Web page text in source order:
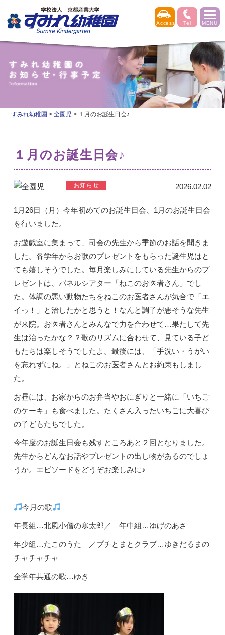
すみれ幼稚園 >全園児 > １月のお誕生日会♪
１月のお誕生日会♪
2026.02.02
1月26日（月）今年初めてのお誕生日会、1月のお誕生日会
を行いました。
お遊戯室に集まって、司会の先生から季節のお話を聞きま
した。各学年からお歌のプレゼントをもらった誕生児はと
ても嬉しそうでした。毎月楽しみにしている先生からのプ
レゼントは、パネルシアター「ねこのお医者さん」でし
た。体調の悪い動物たちをねこのお医者さんが気合で「エ
イっ！」と治したかと思うと！なんと調子が悪そうな先生
が来院。お医者さんとみんなで力を合わせて…果たして先
生は治ったかな？？歌のリズムに合わせて、見ている子ど
もたちは楽しそうでしたよ。最後には、「手洗い・うがい
を忘れずにね。」とねこのお医者さんとお約束もしまし
た。
お昼には、お家からのお弁当やおにぎりと一緒に「いちご
のケーキ」も食べました。たくさん入ったいちごに大喜び
の子どもたちでした。
今年度のお誕生日会も残すところあと２回となりました。
先生からどんなお話やプレゼントの出し物があるのでしょ
うか。エピソードをどうぞお楽しみに♪
今月の歌
年長組…北風小僧の寒太郎／ 年中組…ゆげのあさ
年少組…たこのうた ／プチとまとクラブ…ゆきだるまの
チャチャチャ
全学年共通の歌…ゆき